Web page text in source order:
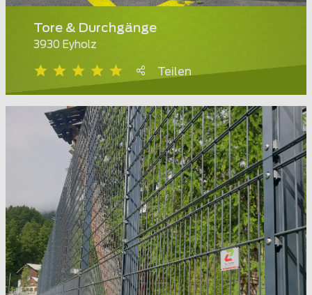
Tore & Durchgänge
3930 Eyholz
Teilen